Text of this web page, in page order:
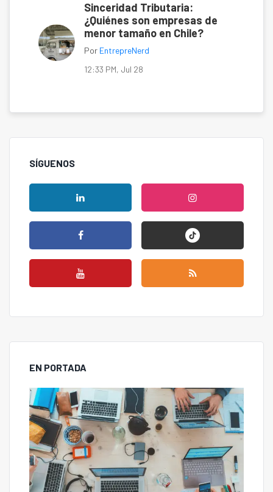
Sinceridad Tributaria:
¿Quiénes son empresas de
menor tamaño en Chile?
Por EntrepreNerd
12:33 PM, Jul 28
SÍGUENOS
EN PORTADA